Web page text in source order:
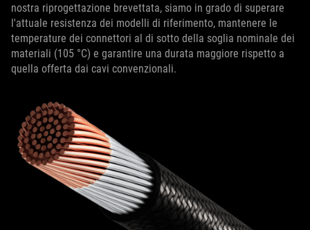
nostra riprogettazione brevettata, siamo in grado di superare
l'attuale resistenza dei modelli di riferimento, mantenere le
temperature dei connettori al di sotto della soglia nominale dei
materiali (105 °C) e garantire una durata maggiore rispetto a
quella offerta dai cavi convenzionali.